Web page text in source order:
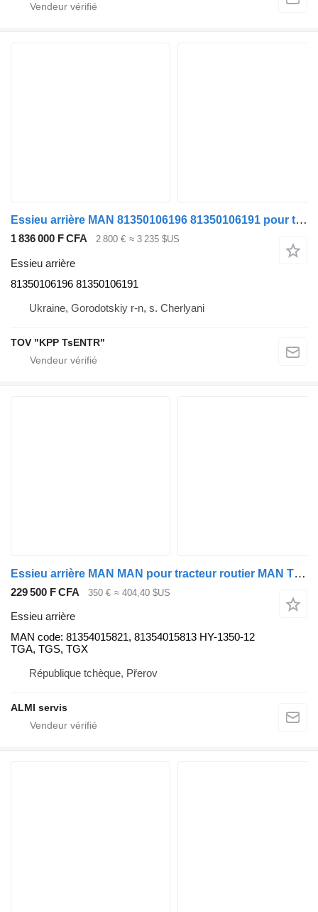
Essieu arrière MAN 81350106196 81350106191 pour tracteur routier MAN TGS TGX
1 836 000 F CFA 2 800 € ≈ 3 235 $US
Essieu arrière
81350106196 81350106191
Ukraine, Gorodotskiy r-n, s. Cherlyani
TOV "KPP TsENTR"
Essieu arrière MAN MAN pour tracteur routier MAN TGA - TGX
229 500 F CFA 350 € ≈ 404,40 $US
Essieu arrière
MAN code: 81354015821, 81354015813 HY-1350-12
TGA, TGS, TGX
République tchèque, Přerov
ALMI servis